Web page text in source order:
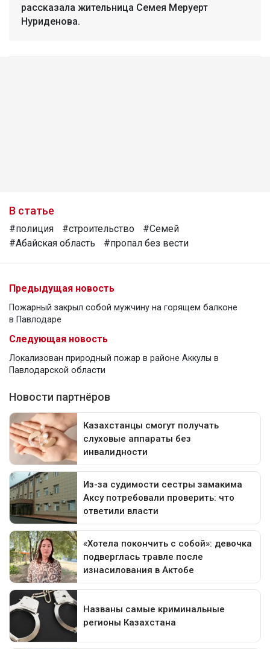
рассказала жительница Семея Меруерт
Нуриденова.
В статье
#полиция #строительство
#Семей
#Абайская область
#пропал без вести
Предыдущая новость
Пожарный закрыл собой мужчину на горящем балконе
в Павлодаре
Следующая новость
Локализован природный пожар в районе Аккулы в
Павлодарской области